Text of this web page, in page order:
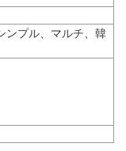
ンプル、マルチ、韓